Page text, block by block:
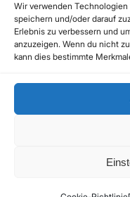
Wir verwenden
speichern und/oder darauf
Erlebnis zu verbessern und
anzuzeigen. Wenn du nicht
kann dies bestimmte
Cookie-Richtlinie
Impressum
Kontakt
*Als Amazon-Partner erhalte